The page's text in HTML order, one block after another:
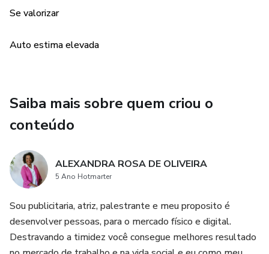
Se valorizar
Auto estima elevada
Saiba mais sobre quem criou o
conteúdo
ALEXANDRA ROSA DE OLIVEIRA
5 Ano Hotmarter
Sou publicitaria, atriz, palestrante e meu proposito é
desenvolver pessoas, para o mercado físico e digital.
Destravando a timidez você consegue melhores resultado